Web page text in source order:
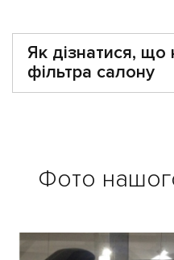
Як дізнатися, що
фільтра салону
Фото